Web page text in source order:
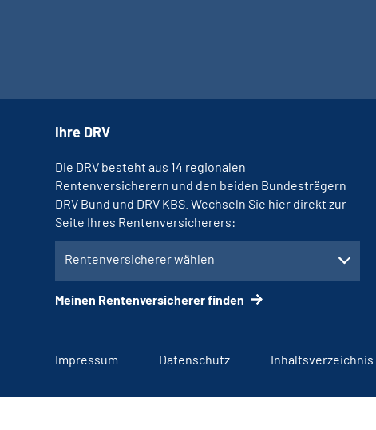
Ihre DRV
Die DRV besteht aus 14 regionalen
Rentenversicherern und den beiden Bundesträgern
DRV Bund und DRV KBS. Wechseln Sie hier direkt zur
Seite Ihres Rentenversicherers:
Rentenversicherer wählen
Meinen Rentenversicherer finden
Impressum Datenschutz Inhaltsverzeichnis